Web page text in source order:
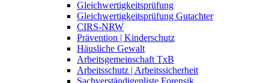
Gleichwertigkeitsprüfung
Gleichwertigkeitsprüfung Gutachter
CIRS-NRW
Prävention | Kinderschutz
Häusliche Gewalt
Arbeitsgemeinschaft TxB
Arbeitsschutz | Arbeitssicherheit
Sachverständigenliste Forensik